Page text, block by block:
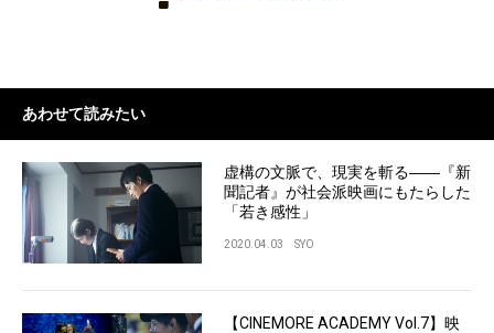
あわせて読みたい
虚構の文脈で、現実を斬る――『新
聞記者』が社会派映画にもたらした
「若き感性」
2020.04.03 SYO
【CINEMORE ACADEMY Vol.7】映